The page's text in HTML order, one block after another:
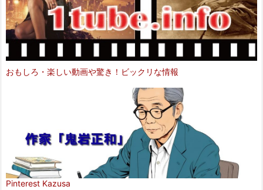
おもしろ・楽しい動画や驚き！ビックリな情報
Pinterest Kazusa